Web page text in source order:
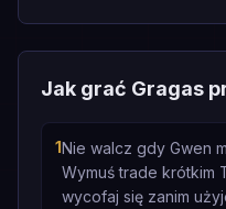
Jak grać Gragas
1Nie walcz gdy Gwen
Wymuś trade krótkim
wycofaj się zanim